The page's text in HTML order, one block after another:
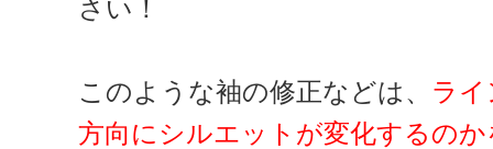
さい！
このような袖の修正などは、 ラ
方向にシルエットが変化するの